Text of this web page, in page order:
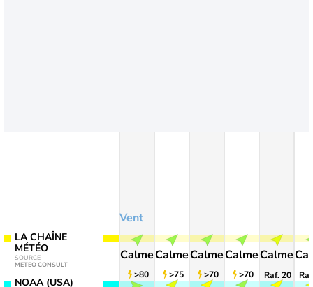
LA CHAÎNE
MÉTÉO
SOURCE
METEO CONSULT
NOAA (USA)
Vent
Calme
>80
Calme
>75
Calme
>70
Calme
>70
Calme
Raf. 20